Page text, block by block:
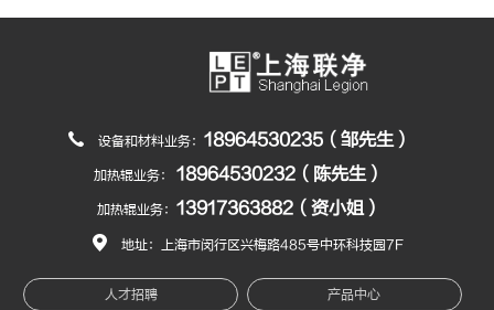
设备和材料业务： 18964530235（邹先生）
加热辊业务： 18964530232（陈先生）
加热辊业务： 13917363882（资小姐）
地址：上海市闵行区兴梅路485号中环科技园7F
人才招聘 产品中心